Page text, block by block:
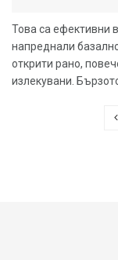
Това са ефективни
напреднали
открити рано,
излекувани.